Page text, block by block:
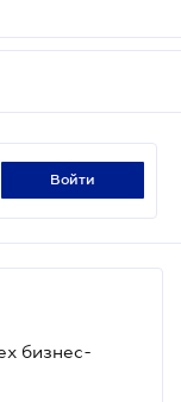
войти
бизнес-